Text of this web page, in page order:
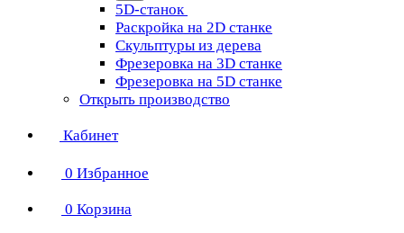
5D-станок
Раскройка на 2D станке
Скульптуры из дерева
Фрезеровка на 3D станке
Фрезеровка на 5D станке
Открыть производство
Кабинет
0 Избранное
0 Корзина